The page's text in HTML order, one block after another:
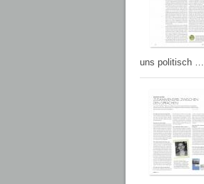
uns politisch …